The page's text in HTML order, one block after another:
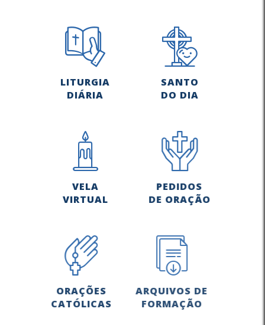
LITURGIA
DIÁRIA
SANTO
DO DIA
VELA
VIRTUAL
PEDIDOS
DE ORAÇÃO
ORAÇÕES
CATÓLICAS
ARQUIVOS DE
FORMAÇÃO